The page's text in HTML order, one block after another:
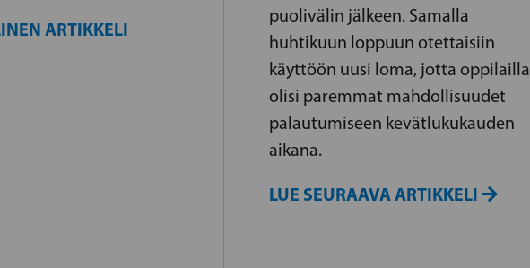
ARTIKKELI
puolivälin jälkeen. Samalla
huhtikuun loppuun otettaisiin
käyttöön uusi loma, jotta oppilailla
olisi paremmat mahdollisuudet
palautumiseen kevätlukukauden
aikana.
LUE SEURAAVA ARTIKKELI